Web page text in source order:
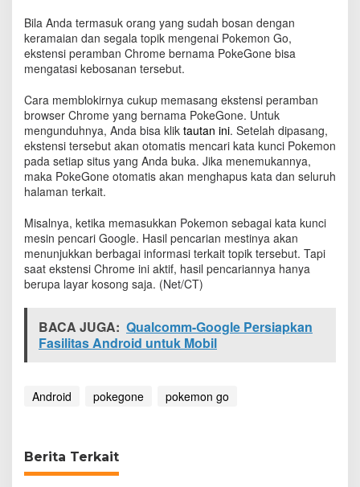
p
u
s
S
a
P
a
k
a
o
k
e
G
o
n
Bila Anda termasuk orang yang sudah bosan dengan
keramaian dan segala topik mengenai Pokemon Go,
ekstensi peramban Chrome bernama PokeGone bisa
mengatasi kebosanan tersebut.
Cara memblokirnya cukup memasang ekstensi peramban
browser Chrome yang bernama PokeGone. Untuk
mengunduhnya, Anda bisa klik tautan ini. Setelah dipasang,
ekstensi tersebut akan otomatis mencari kata kunci Pokemon
pada setiap situs yang Anda buka. Jika menemukannya,
maka PokeGone otomatis akan menghapus kata dan seluruh
halaman terkait.
Misalnya, ketika memasukkan Pokemon sebagai kata kunci
mesin pencari Google. Hasil pencarian mestinya akan
menunjukkan berbagai informasi terkait topik tersebut. Tapi
saat ekstensi Chrome ini aktif, hasil pencariannya hanya
berupa layar kosong saja. (Net/CT)
BACA JUGA: Qualcomm-Google Persiapkan
Fasilitas Android untuk Mobil
Android pokegone pokemon go
Berita Terkait